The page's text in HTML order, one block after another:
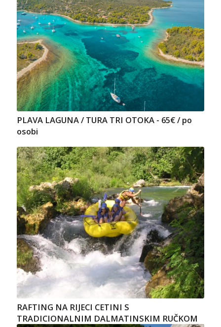
PLAVA LAGUNA / TURA TRI OTOKA - 65€ / po
osobi
RAFTING NA RIJECI CETINI S
TRADICIONALNIM DALMATINSKIM RUČKOM